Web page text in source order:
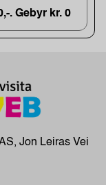
. Gebyr kr. 0
Jon Leiras Vei